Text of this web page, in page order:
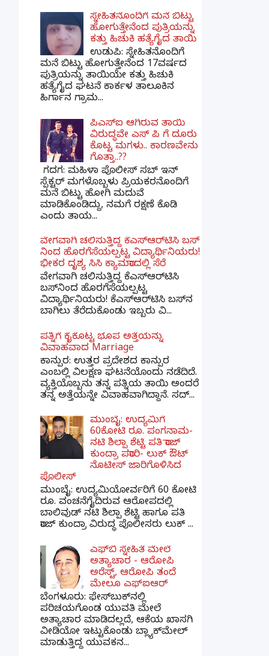
ಸ್ನೇಹಿತನೊಂದಿಗೆ ಮನೆ ಬಿಟ್ಟು
ಹೋಗುತ್ತೇನೆಂದ ಪುತ್ರಿಯನ್ನು
ಕತ್ತು ಹಿಚುಕಿ ಹತ್ಯೆಗೈದ ತಾಯಿ
ಉಡುಪಿ: ಸ್ನೇಹಿತನೊಂದಿಗೆ
ಮನೆ ಬಿಟ್ಟು ಹೋಗುತ್ತೇನೆಂದ 17ವರ್ಷದ
ಪುತ್ರಿಯನ್ನು ತಾಯಿಯೇ ಕತ್ತು ಹಿಚುಕಿ
ಹತ್ಯೆಗೈದ ಘಟನೆ ಕಾರ್ಕಳ ತಾಲೂಕಿನ
ಹಿರ್ಗಾನ ಗ್ರಾಮ...
ಪಿಎಸ್​ಐ ಆಗಿರುವ ತಾಯಿ
ವಿರುದ್ಧವೇ ಎಸ್ ಪಿ ಗೆ ದೂರು
ಕೊಟ್ಟ ಮಗಳು.. ಕಾರಣವೇನು
ಗೊತ್ತಾ..??
ಗದಗ​: ಮಹಿಳಾ ಪೊಲೀಸ್​ ಸಬ್ ​ಇನ್​
ಸ್ಪೆಕ್ಟರ್​ ಮಗಳೊಬ್ಬಳು ಪ್ರಿಯಕರನೊಂದಿಗೆ
ಮನೆ ಬಿಟ್ಟು ಹೋಗಿ ಮದುವೆ
ಮಾಡಿಕೊಂಡಿದ್ದು, ನಮಗೆ ರಕ್ಷಣೆ ಕೊಡಿ
ಎಂದು ತಾಯ...
ವೇಗವಾಗಿ ಚಲಿಸುತ್ತಿದ್ದ ಕೆಎಸ್​ಆರ್​ಟಿಸಿ ಬಸ್​
ನಿಂದ ಹೊರಗೆಸೆಯಲ್ಪಟ್ಟ ವಿದ್ಯಾರ್ಥಿನಿಯರು!
ಭೀಕರ ದೃಶ್ಯ ಸಿಸಿ ಕ್ಯಾಮರಾದಲ್ಲಿ ಸೆರೆ
ವೇಗವಾಗಿ ಚಲಿಸುತ್ತಿದ್ದ ಕೆಎಸ್‌ಆರ್‌ಟಿಸಿ
ಬಸ್‌ನಿಂದ ಹೊರಗೆಸೆಯಲ್ಪಟ್ಟ
ವಿದ್ಯಾರ್ಥಿನಿಯರು! ಕೆಎಸ್‌ಆರ್‌ಟಿಸಿ ಬಸ್‌ನ
ಬಾಗಿಲು ತೆರೆದುಕೊಂಡು ಇಬ್ಬರು ವಿ...
ಪತ್ನಿಗೆ ಕೈಕೊಟ್ಟ ಭೂಪ ಅತ್ತೆಯನ್ನು
ವಿವಾಹವಾದ Marriage
ಕಾನ್ಪುರ: ಉತ್ತರ ಪ್ರದೇಶದ ಕಾನ್ಪುರ
ಎಂಬಲ್ಲಿ ವಿಲಕ್ಷಣ ಘಟನೆಯೊಂದು ನಡೆದಿದೆ.
ವ್ಯಕ್ತಿಯೊಬ್ಬನು ತನ್ನ ಪತ್ನಿಯ ತಾಯಿ ಅಂದರೆ
ತನ್ನ ಅತ್ತೆಯನ್ನೇ ವಿವಾಹವಾಗಿದ್ದಾನೆ. ಸದ್...
ಮುಂಬೈ: ಉದ್ಯಮಿಗೆ
60ಕೋಟಿ ರೂ. ಪಂಗನಾಮ-
ನಟಿ ಶಿಲ್ಪಾ ಶೆಟ್ಟಿ ಪತಿ ರಾಜ್
ಕುಂದ್ರಾ ಪರಾರಿ- ಲುಕ್ ಔಟ್
ನೊಟೀಸ್ ಜಾರಿಗೊಳಿಸಿದ
ಪೊಲೀಸ್
ಮುಂಬೈ: ಉದ್ಯಮಿಯೋರ್ವರಿಗೆ 60 ಕೋಟಿ
ರೂ. ವಂಚನೆಗೈದಿರುವ ಆರೋಪದಲ್ಲಿ
ಬಾಲಿವುಡ್ ನಟಿ ಶಿಲ್ಪಾ ಶೆಟ್ಟಿ ಹಾಗೂ ಪತಿ
ರಾಜ್ ಕುಂದ್ರಾ ವಿರುದ್ಧ ಪೊಲೀಸರು ಲುಕ್ ...
ಎಫ್‌ಬಿ ಸ್ನೇಹಿತೆ ಮೇಲೆ
ಅತ್ಯಾಚಾರ - ಆರೋಪಿ
ಅರೆಸ್ಟ್, ಆರೋಪಿ ತಂದೆ
ಮೇಲೂ ಎಫ್ಐಆರ್
ಬೆಂಗಳೂರು: ಫೇಸ್‌ಬುಕ್‌ನಲ್ಲಿ
ಪರಿಚಯಗೊಂಡ ಯುವತಿ ಮೇಲೆ
ಅತ್ಯಾಚಾರ ಮಾಡಿದಲ್ಲದೆ, ಆಕೆಯ ಖಾಸಗಿ
ವೀಡಿಯೋ ಇಟ್ಟುಕೊಂಡು ಬ್ಲ್ಯಾಕ್‌ಮೇಲ್
ಮಾಡುತ್ತಿದ್ದ ಯುವಕನ...